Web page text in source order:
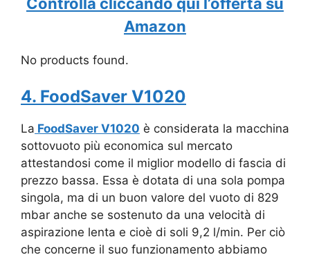
Amazon
No products found.
4. FoodSaver V1020
La FoodSaver V1020 è considerata la macchina
sottovuoto più economica sul mercato
attestandosi come il miglior modello di fascia di
prezzo bassa. Essa è dotata di una sola pompa
singola, ma di un buon valore del vuoto di 829
mbar anche se sostenuto da una velocità di
aspirazione lenta e cioè di soli 9,2 l/min. Per ciò
che concerne il suo funzionamento abbiamo